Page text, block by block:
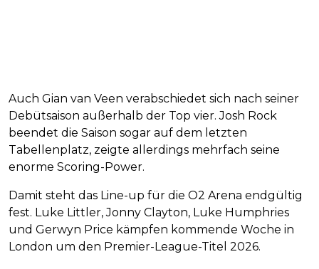
Auch Gian van Veen verabschiedet sich nach seiner
Debütsaison außerhalb der Top vier. Josh Rock
beendet die Saison sogar auf dem letzten
Tabellenplatz, zeigte allerdings mehrfach seine
enorme Scoring-Power.
Damit steht das Line-up für die O2 Arena endgültig
fest. Luke Littler, Jonny Clayton, Luke Humphries
und Gerwyn Price kämpfen kommende Woche in
London um den Premier-League-Titel 2026.